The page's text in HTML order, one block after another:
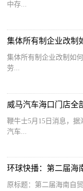
中存...
集体所有制企业改制如
劳...
威马汽车海口门店全
鞭牛士5月15日消息，
汽车...
环球快播：第二届海
原标题：第二届海南自